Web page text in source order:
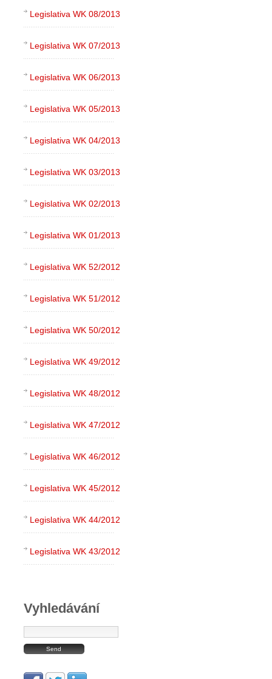
Legislativa WK 08/2013
Legislativa WK 07/2013
Legislativa WK 06/2013
Legislativa WK 05/2013
Legislativa WK 04/2013
Legislativa WK 03/2013
Legislativa WK 02/2013
Legislativa WK 01/2013
Legislativa WK 52/2012
Legislativa WK 51/2012
Legislativa WK 50/2012
Legislativa WK 49/2012
Legislativa WK 48/2012
Legislativa WK 47/2012
Legislativa WK 46/2012
Legislativa WK 45/2012
Legislativa WK 44/2012
Legislativa WK 43/2012
Vyhledávání